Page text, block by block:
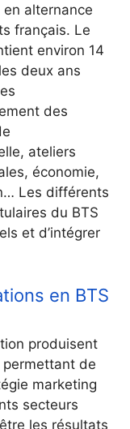
alternance
français. Le
environ 14
deux ans
des
ateliers
économie,
Les différents
du BTS
et d’intégrer
en BTS
produisent
de
marketing
secteurs
les résultats